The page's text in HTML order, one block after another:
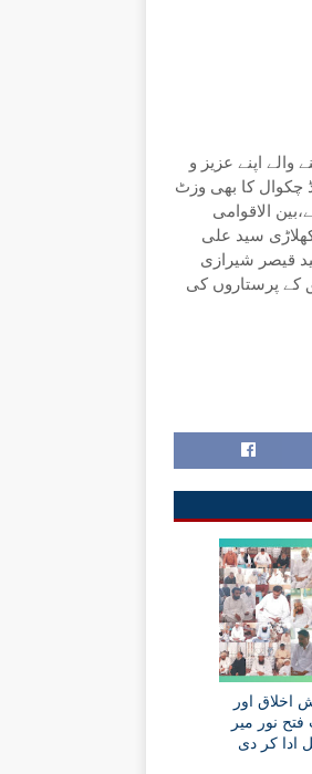
اپنے عزیز و
چکوال کا بھی وزٹ
الاقوامی
سید علی
قیصر شیرازی
کے پرستاروں کی
اور
نور میر
کر دی